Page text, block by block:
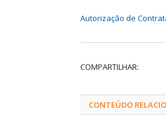
Autorização de
COMPARTILHAR:
CONTEÚDO